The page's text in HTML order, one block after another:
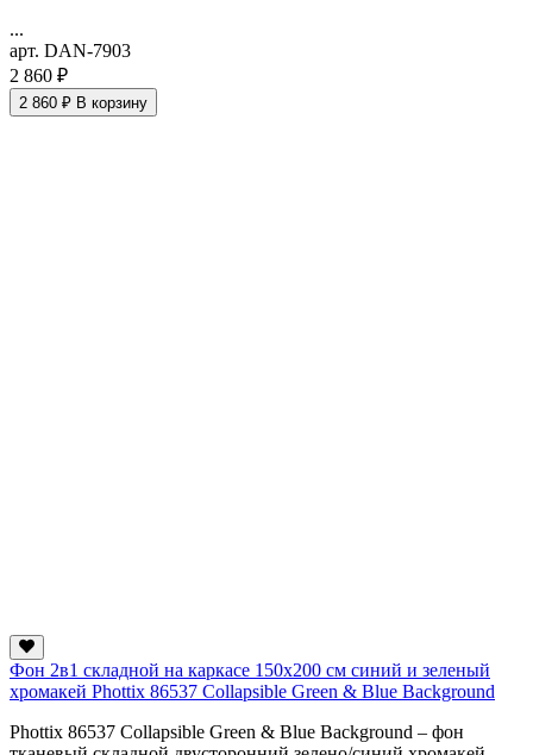
...
арт. DAN-7903
2 860 ₽
2 860 ₽ В корзину
Фон 2в1 складной на каркасе 150х200 см синий и зеленый
хромакей Phottix 86537 Collapsible Green & Blue Background
Phottix 86537 Collapsible Green & Blue Background – фон